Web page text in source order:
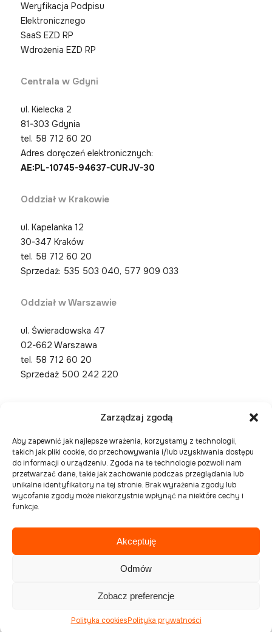
Zarządzaj zgodą
Aby zapewnić jak najlepsze wrażenia, korzystamy z technologii,
takich jak pliki cookie, do przechowywania i/lub uzyskiwania dostępu
do informacji o urządzeniu. Zgoda na te technologie pozwoli nam
przetwarzać dane, takie jak zachowanie podczas przeglądania lub
unikalne identyfikatory na tej stronie. Brak wyrażenia zgody lub
wycofanie zgody może niekorzystnie wpłynąć na niektóre cechy i
funkcje.
Akceptuję
Odmów
Zobacz preferencje
Polityka cookiesPolityka prywatności
Weryfikacja Podpisu
Elektronicznego
SaaS EZD RP
Wdrożenia EZD RP
Centrala w Gdyni
ul. Kielecka 2
81-303 Gdynia
tel. 58 712 60 20
Adres doręczeń elektronicznych:
AE:PL-10745-94637-CURJV-30
Oddział w Krakowie
ul. Kapelanka 12
30-347 Kraków
tel. 58 712 60 20
Sprzedaż: 535 503 040, 577 909 033
Oddział w Warszawie
ul. Świeradowska 47
02-662 Warszawa
tel. 58 712 60 20
Sprzedaż 500 242 220
Spółka zarejestrowana w Sądzie Rejonowym Gdańsk
Północ, VIII Wydział Gospodarczy Krajowego
Rejestru Sądowego pod numerem KRS 0000394954,
Polityka CookiesPolityka prywatności